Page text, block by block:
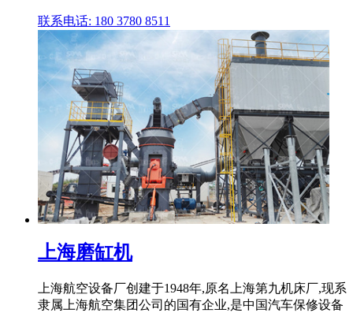
联系电话: 180 3780 8511
上海磨缸机
上海航空设备厂创建于1948年,原名上海第九机床厂,现系
隶属上海航空集团公司的国有企业,是中国汽车保修设备